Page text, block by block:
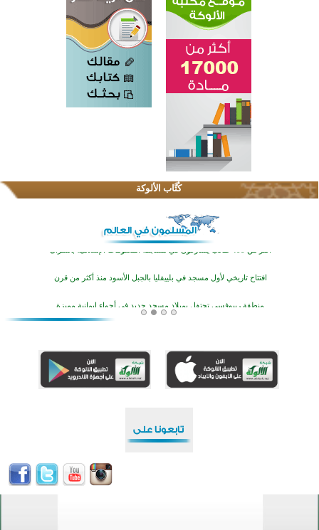
كُتَّاب الألوكة
اختتام الدورة التاسعة لمسابقة حفظ وتلاوة القرآن الكريم في أزناكاييف
تيسليتش تختتم برنامجا تعليميا لتعزيز القيم وبناء الشخصية للشباب المسلمين
اختتام منافسات قرآنية متميزة في بنغلاديش بمشاركة 3000 متسابق
افتتاح تاريخي لأول مسجد في بلييفليا بالجبل الأسود منذ أكثر من قرن
منطقة ريبوفسي تحتفل بميلاد مسجد جديد في أجواء إيمانية مميزة
أكبر مشروع إسلامي في ريف أستراليا يفتتح أبوابه بعد سنوات من العمل والعطاء
اختتام الدورة التاسعة لمسابقة حفظ وتلاوة القرآن الكريم في أزناكاييف